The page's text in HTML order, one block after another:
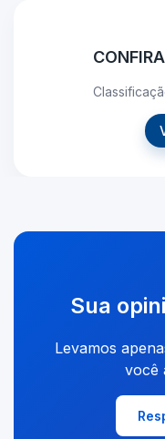
Sua
Levamos
você